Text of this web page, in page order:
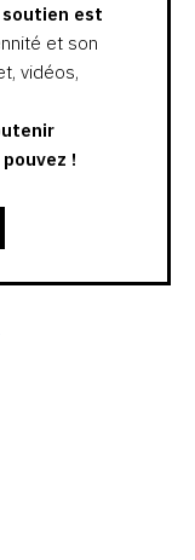
est
et son
vidéos,
!